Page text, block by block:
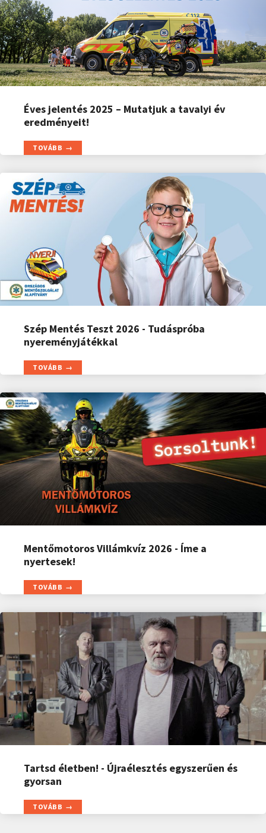
Éves jelentés 2025 – Mutatjuk a tavalyi év
eredményeit!
TOVÁBB
Szép Mentés Teszt 2026 - Tudáspróba
nyereményjátékkal
TOVÁBB
Mentőmotoros Villámkvíz 2026 - Íme a
nyertesek!
TOVÁBB
Tartsd életben! - Újraélesztés egyszerűen és
gyorsan
TOVÁBB